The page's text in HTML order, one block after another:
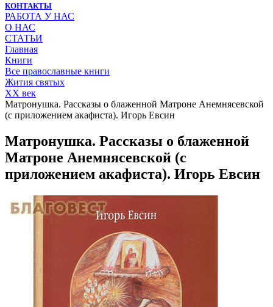
КОНТАКТЫ
РАБОТА У НАС
О НАС
СТАТЬИ
Главная
Книги
Все православные книги
Жития святых
XX век
Матронушка. Рассказы о блаженной Матроне Анемнясевской
(с приложением акафиста). Игорь Евсин
Матронушка. Рассказы о блаженной
Матроне Анемнясевской (с
приложением акафиста). Игорь Евсин